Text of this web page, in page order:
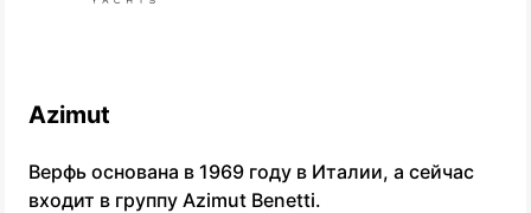
Azimut
Верфь основана в 1969 году в Италии, а сейчас
входит в группу Azimut Benetti.